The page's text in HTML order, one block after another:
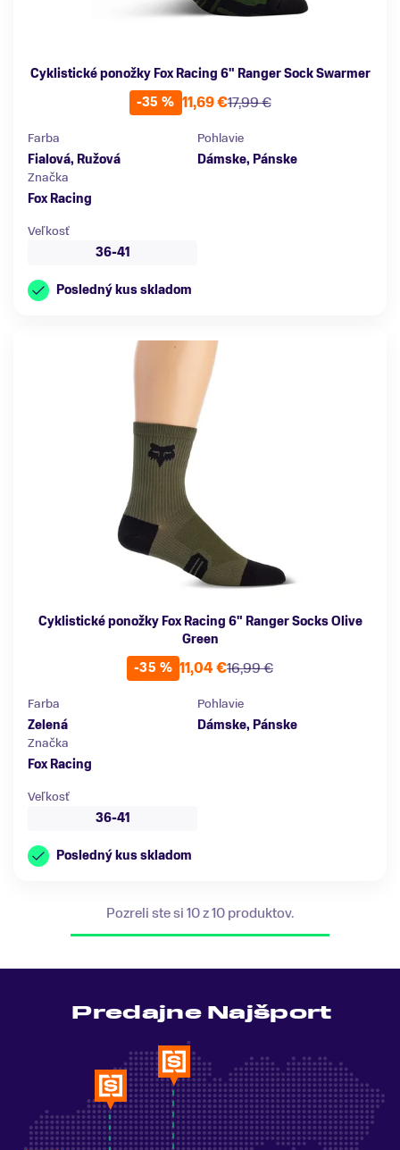
Cyklistické ponožky Fox Racing 6" Ranger Sock Swarmer
-35 %
17,99 €
11,69 €
Farba
Fialová, Ružová
Pohlavie
Dámske, Pánske
Značka
Fox Racing
Veľkosť
36-41
Posledný kus skladom
Cyklistické ponožky Fox Racing 6" Ranger Socks Olive
Green
-35 %
16,99 €
11,04 €
Farba
Zelená
Pohlavie
Dámske, Pánske
Značka
Fox Racing
Veľkosť
36-41
Posledný kus skladom
Pozreli ste si 10 z 10 produktov.
Predajne Najšport